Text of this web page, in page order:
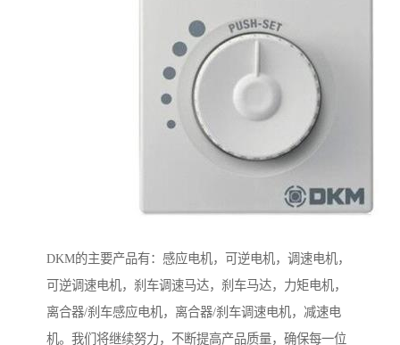
DKM的主要产品有：感应电机，可逆电机，调速电机，
可逆调速电机，刹车调速马达，刹车马达，力矩电机，
离合器/刹车感应电机，离合器/刹车调速电机，减速电
机。我们将继续努力，不断提高产品质量，确保每一位